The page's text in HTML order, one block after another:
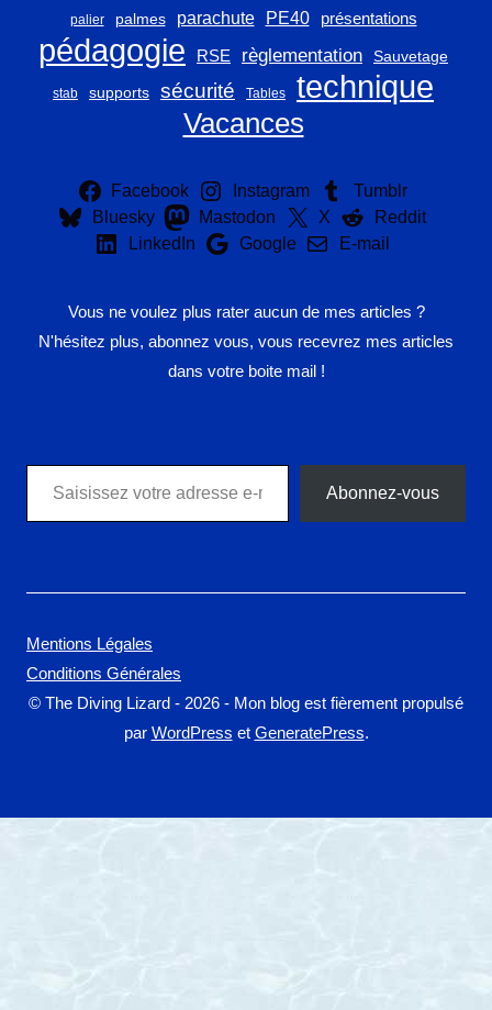
palier palmes parachute PE40 présentations
pédagogie RSE règlementation Sauvetage
stab supports sécurité Tables technique
Vacances
Facebook Instagram
Tumblr
Bluesky
Mastodon X
Reddit
LinkedIn
Google E-mail
Vous ne voulez plus rater aucun de mes articles ?
N'hésitez plus, abonnez vous, vous recevrez mes articles
dans votre boite mail !
Saisissez votre adresse e-mail…
Abonnez-vous
© The Diving Lizard - 2026 - Mon blog est fièrement propulsé
par WordPress et GeneratePress.
Mentions Légales
Conditions Générales